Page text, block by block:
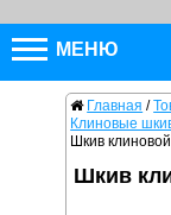
МЕНЮ
Главная /
Клиновые
Шкив
Шкив